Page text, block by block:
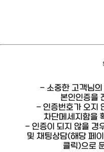
- 소중한 고객님
본인인증을
- 인증번호가 오지
차단메세지함을
- 인증이 되지 않을
및 채팅상담(해당 페
클릭)으로